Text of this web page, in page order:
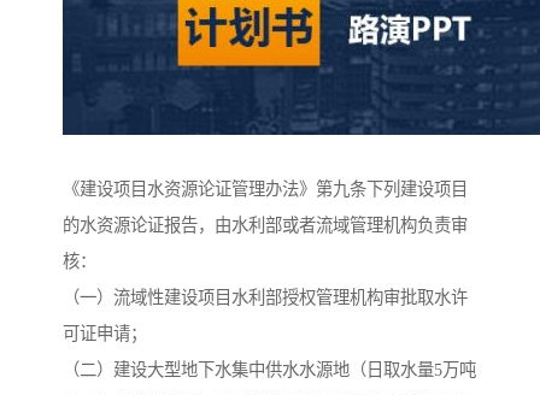
《建设项目水资源论证管理办法》第九条下列建设项目
的水资源论证报告，由水利部或者流域管理机构负责审
核：
（一）流域性建设项目水利部授权管理机构审批取水许
可证申请；
（二）建设大型地下水集中供水水源地（日取水量5万吨